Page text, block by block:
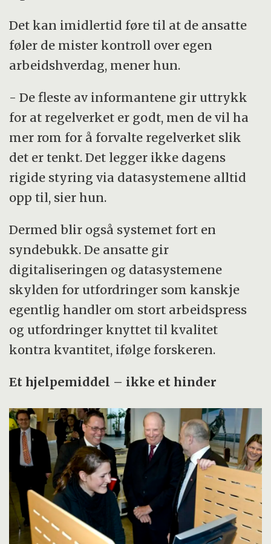
Det kan imidlertid føre til at de ansatte
føler de mister kontroll over egen
arbeidshverdag, mener hun.
- De fleste av informantene gir uttrykk
for at regelverket er godt, men de vil ha
mer rom for å forvalte regelverket slik
det er tenkt. Det legger ikke dagens
rigide styring via datasystemene alltid
opp til, sier hun.
Dermed blir også systemet fort en
syndebukk. De ansatte gir
digitaliseringen og datasystemene
skylden for utfordringer som kanskje
egentlig handler om stort arbeidspress
og utfordringer knyttet til kvalitet
kontra kvantitet, ifølge forskeren.
Et hjelpemiddel – ikke et hinder